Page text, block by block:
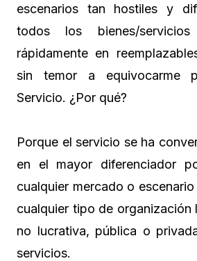
escenarios tan hostiles y
todos los bienes/
rápidamente en
sin temor a equivocarme
Servicio. ¿Por qué?
Porque el servicio se ha
en el mayor diferenciador
cualquier mercado o
cualquier tipo de organización
no lucrativa, pública o
servicios.